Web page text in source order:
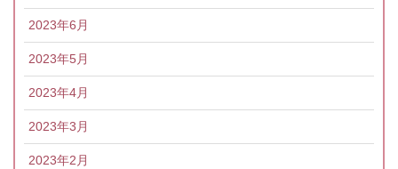
2023年6月
2023年5月
2023年4月
2023年3月
2023年2月